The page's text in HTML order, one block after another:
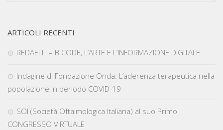
ARTICOLI RECENTI
REDAELLI – B CODE, L’ARTE E L’INFORMAZIONE DIGITALE
Indagine di Fondazione Onda: L’aderenza terapeutica nella
popolazione in periodo COVID-19
SOI (Società Oftalmologica Italiana) al suo Primo
CONGRESSO VIRTUALE